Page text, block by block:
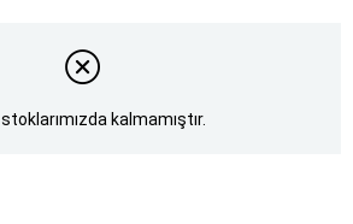
kalmamıştır.